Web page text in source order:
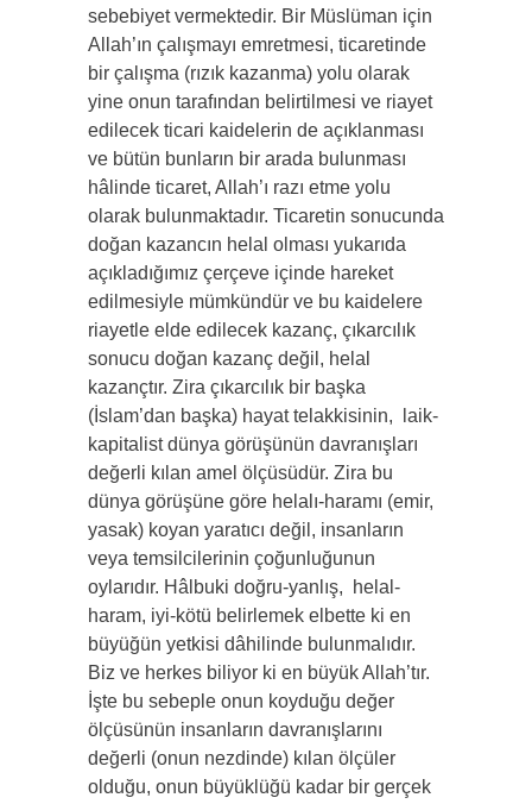
sebebiyet vermektedir. Bir Müslüman için
Allah’ın çalışmayı emretmesi, ticaretinde
bir çalışma (rızık kazanma) yolu olarak
yine onun tarafından belirtilmesi ve riayet
edilecek ticari kaidelerin de açıklanması
ve bütün bunların bir arada bulunması
hâlinde ticaret, Allah’ı razı etme yolu
olarak bulunmaktadır. Ticaretin sonucunda
doğan kazancın helal olması yukarıda
açıkladığımız çerçeve içinde hareket
edilmesiyle mümkündür ve bu kaidelere
riayetle elde edilecek kazanç, çıkarcılık
sonucu doğan kazanç değil, helal
kazançtır. Zira çıkarcılık bir başka
(İslam’dan başka) hayat telakkisinin, laik-
kapitalist dünya görüşünün davranışları
değerli kılan amel ölçüsüdür. Zira bu
dünya görüşüne göre helalı-haramı (emir,
yasak) koyan yaratıcı değil, insanların
veya temsilcilerinin çoğunluğunun
oylarıdır. Hâlbuki doğru-yanlış, helal-
haram, iyi-kötü belirlemek elbette ki en
büyüğün yetkisi dâhilinde bulunmalıdır.
Biz ve herkes biliyor ki en büyük Allah’tır.
İşte bu sebeple onun koyduğu değer
ölçüsünün insanların davranışlarını
değerli (onun nezdinde) kılan ölçüler
olduğu, onun büyüklüğü kadar bir gerçek